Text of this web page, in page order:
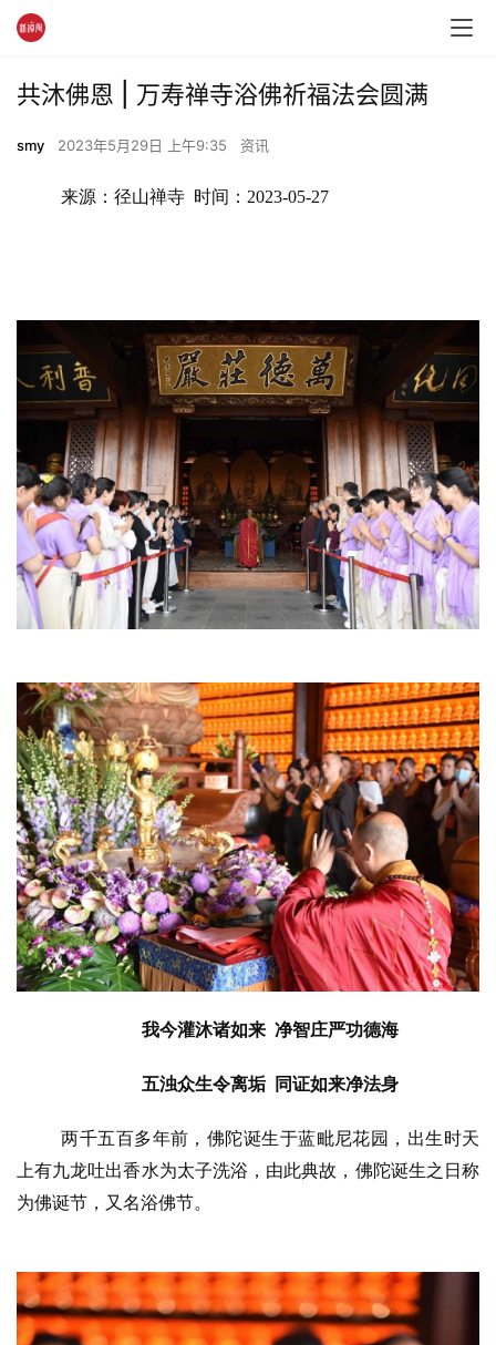
共沐佛恩 | 万寿禅寺浴佛祈福法会圆满
smy 2023年5月29日 上午9:35 资讯
来源：径山禅寺  时间：2023-05-27
我今灌沐诸如来  净智庄严功德海
五浊众生令离垢  同证如来净法身
两千五百多年前，佛陀诞生于蓝毗尼花园，出生时天
上有九龙吐出香水为太子洗浴，由此典故，佛陀诞生之日称
为佛诞节，又名浴佛节。